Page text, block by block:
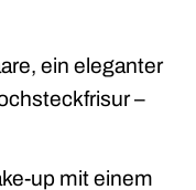
ein eleganter
–
up mit einem